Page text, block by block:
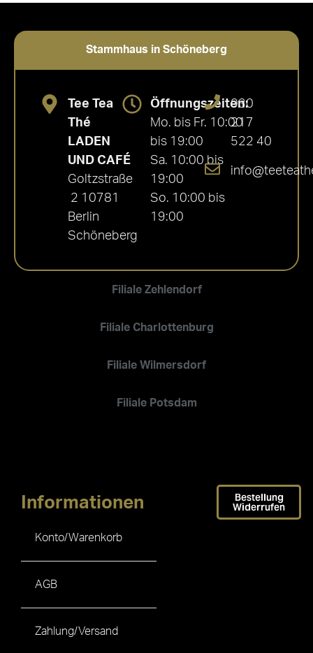
Stammhaus in Schöneberg
Filiale Zehlendorf
Filiale Charlottenburg
Filiale Wilmersdorf
Filiale Potsdam
Tee Tea
Thé
LADEN
UND CAFÉ
Goltzstraße
2 10781
Berlin
Schöneberg
Öffnungszeiten:
Mo. bis Fr. 10:00
bis 19:00
Sa. 10:00 bis
19:00
So. 10:00 bis
19:00
030
217
522 40
Informationen
Konto/Warenkorb
AGB
Zahlung/Versand
Bestellung
Widerrufen